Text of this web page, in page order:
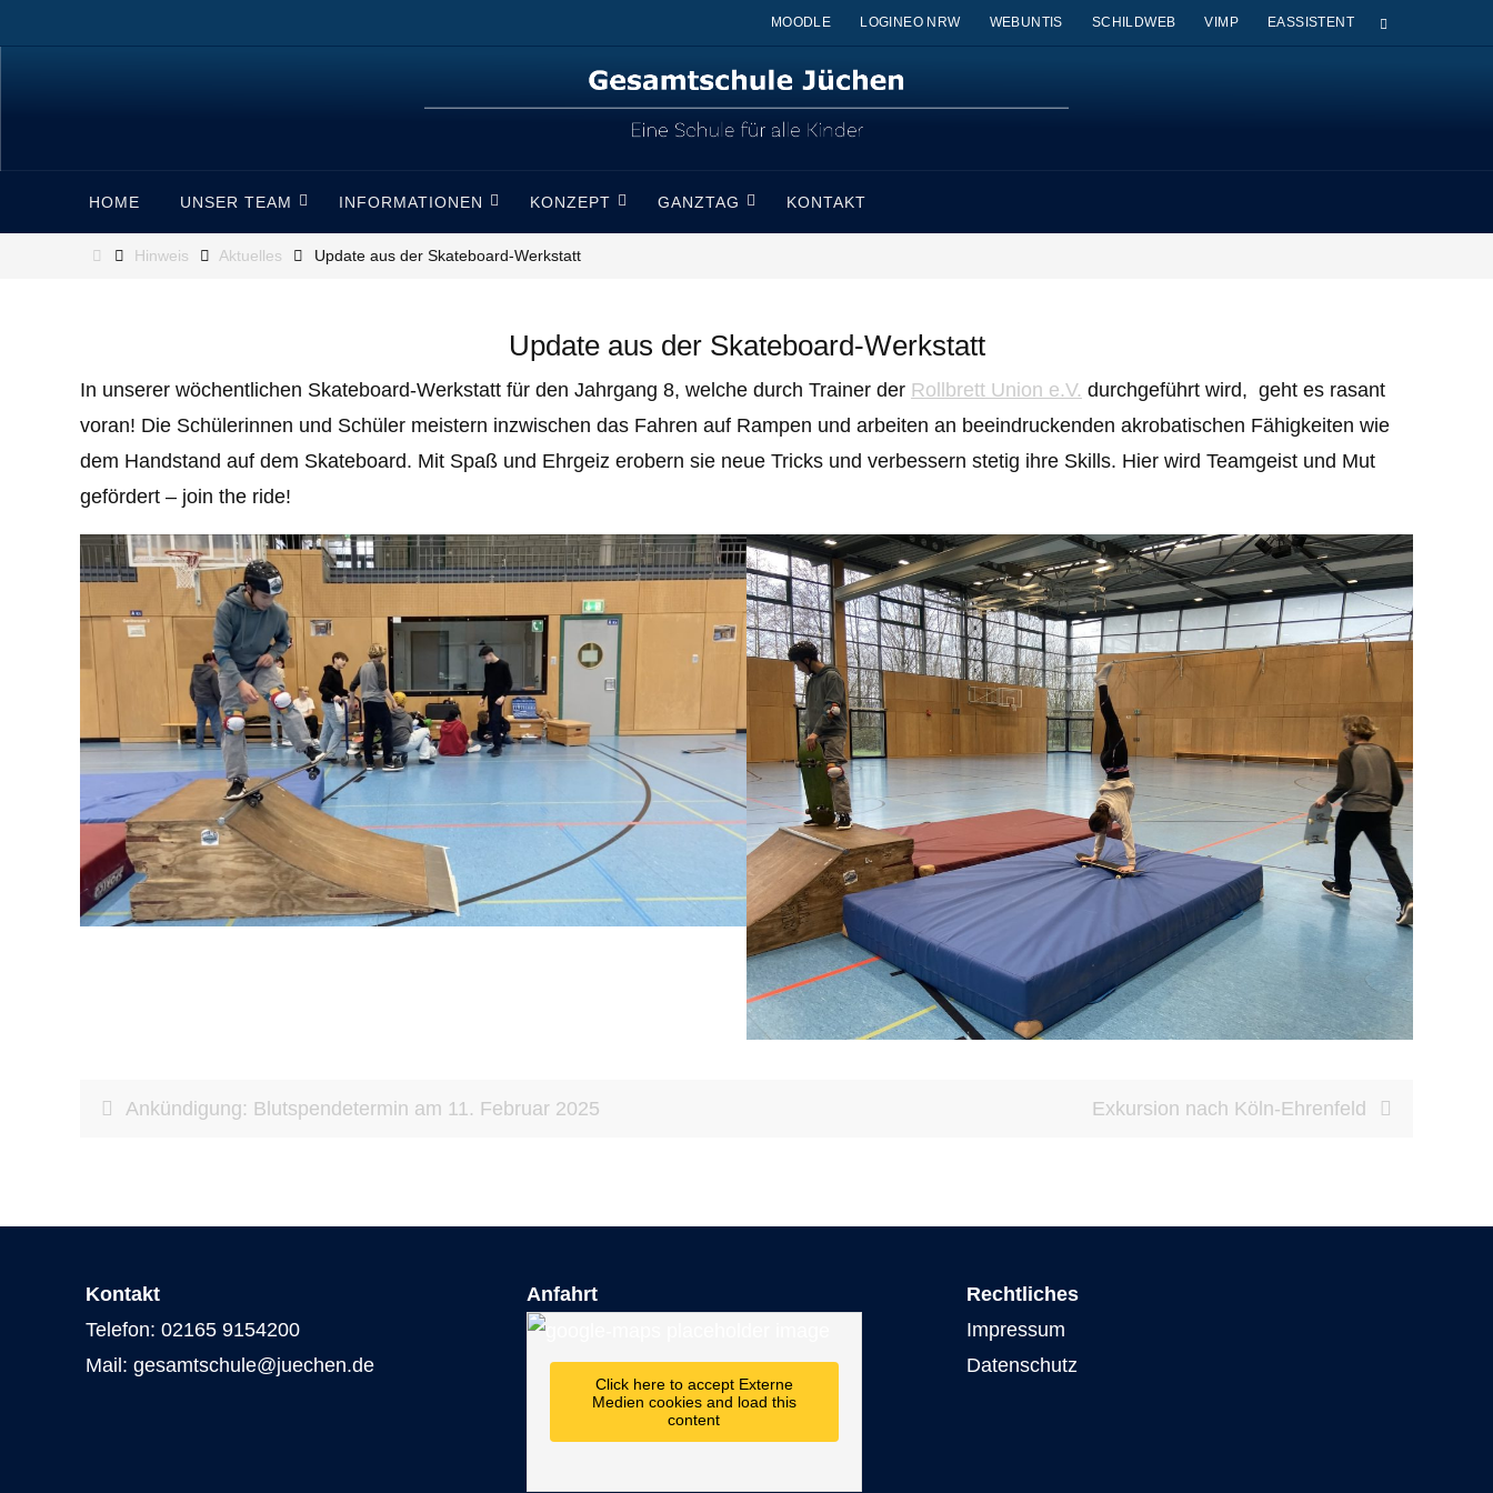
Inhalt
MOODLE LOGINEO NRW WEBUNTIS SCHILDWEB VIMP EASSISTENT
springen
HOME UNSER TEAM INFORMATIONEN KONZEPT GANZTAG KONTAKT
StartHinweis Aktuelles Update aus der Skateboard-Werkstatt
Update aus der Skateboard-Werkstatt
In unserer wöchentlichen Skateboard-Werkstatt für den Jahrgang 8, welche durch Trainer der Rollbrett Union e.V. durchgeführt wird, geht es rasant
voran! Die Schülerinnen und Schüler meistern inzwischen das Fahren auf Rampen und arbeiten an beeindruckenden akrobatischen Fähigkeiten wie
dem Handstand auf dem Skateboard. Mit Spaß und Ehrgeiz erobern sie neue Tricks und verbessern stetig ihre Skills. Hier wird Teamgeist und Mut
gefördert – join the ride!
Ankündigung: Blutspendetermin am 11. Februar 2025 Exkursion nach Köln-Ehrenfeld
Kontakt
Telefon: 02165 9154200
Mail: gesamtschule@juechen.de
Anfahrt
Click here to accept Externe
Medien cookies and load this
content
Rechtliches
Impressum
Datenschutz